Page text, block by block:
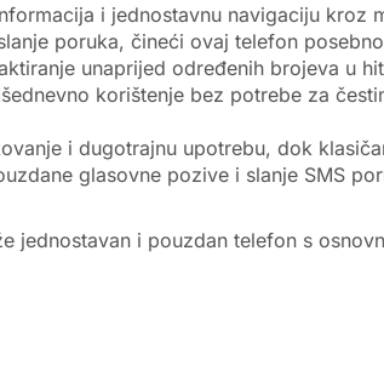
i jednostavnu navigaciju
poruka, čineći ovaj telefon
unaprijed određenih brojeva u
korištenje bez potrebe za
i dugotrajnu upotrebu, dok
glasovne pozive i slanje SMS
i pouzdan telefon s